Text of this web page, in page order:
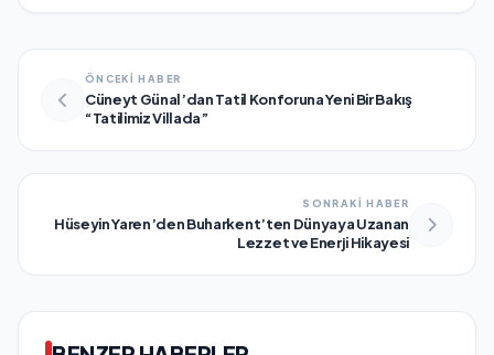
ÖNCEKİ HABER
Cüneyt Günal’dan Tatil Konforuna Yeni Bir Bakış
“Tatilimiz Villada”
SONRAKİ HABER
Hüseyin Yaren’den Buharkent’ten Dünyaya Uzanan
Lezzet ve Enerji Hikayesi